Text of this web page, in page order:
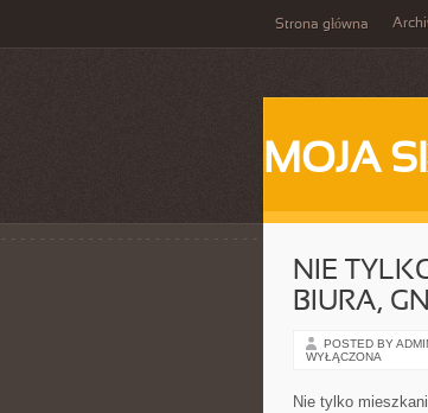
Strona główna
MOJA
NIE
BIURA,
POSTED BY
WYŁĄCZONA
Nie tylko